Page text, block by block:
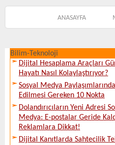
ANASAYFA
Bilim-Teknoloji
Dijital Hesaplama Araçları
Hayatı Nasıl Kolaylaştırıyor?
Sosyal Medya
Edilmesi Gereken 10 Nokta
Dolandırıcıların Yeni Adresi
Medya: E-postalar Geride
Reklamlara Dikkat!
Dijital Kanıtlarda Sahtecilik